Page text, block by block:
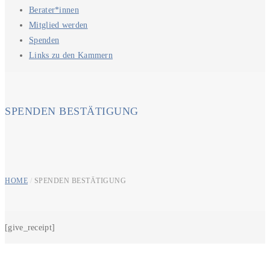
Berater*innen
Mitglied werden
Spenden
Links zu den Kammern
SPENDEN BESTÄTIGUNG
HOME / SPENDEN BESTÄTIGUNG
[give_receipt]